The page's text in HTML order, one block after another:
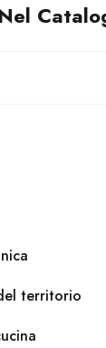
territorio